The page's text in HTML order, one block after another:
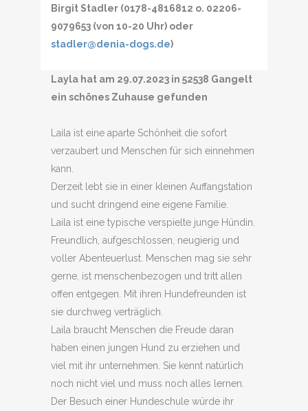
Birgit Stadler (0178-4816812 o. 02206-
9079653 (von 10-20 Uhr) oder
stadler@denia-dogs.de)
Layla hat am 29.07.2023 in 52538 Gangelt
ein schönes Zuhause gefunden
Laila ist eine aparte Schönheit die sofort
verzaubert und Menschen für sich einnehmen
kann.
Derzeit lebt sie in einer kleinen Auffangstation
und sucht dringend eine eigene Familie.
Laila ist eine typische verspielte junge Hündin.
Freundlich, aufgeschlossen, neugierig und
voller Abenteuerlust. Menschen mag sie sehr
gerne, ist menschenbezogen und tritt allen
offen entgegen. Mit ihren Hundefreunden ist
sie durchweg verträglich.
Laila braucht Menschen die Freude daran
haben einen jungen Hund zu erziehen und
viel mit ihr unternehmen. Sie kennt natürlich
noch nicht viel und muss noch alles lernen.
Der Besuch einer Hundeschule würde ihr